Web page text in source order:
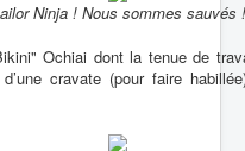
Ninja ! Nous sommes sauvés !
Ochiai dont la tenue de
cravate (pour faire